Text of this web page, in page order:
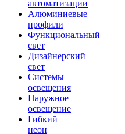
автоматизации
Алюминиевые
профили
Функциональный
свет
Дизайнерский
свет
Системы
освещения
Наружное
освещение
Гибкий
неон